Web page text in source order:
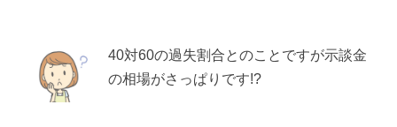
40対60の過失割合とのことですが示談金
の相場がさっぱりです!?